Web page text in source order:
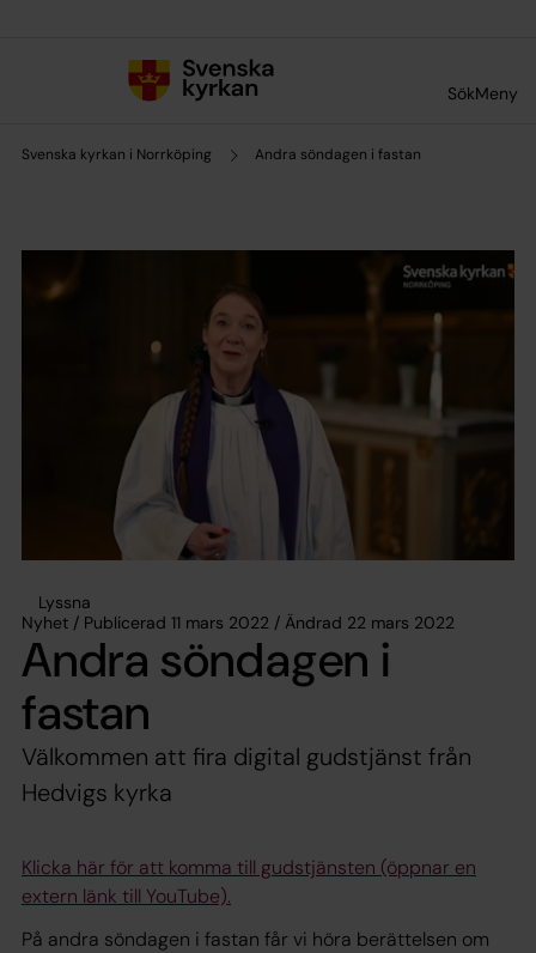
SökMeny
Svenska kyrkan i Norrköping Andra söndagen i fastan
Lyssna
Nyhet / Publicerad 11 mars 2022 / Ändrad 22 mars 2022
Andra söndagen i
fastan
Välkommen att fira digital gudstjänst från
Hedvigs kyrka
Klicka här för att komma till gudstjänsten (öppnar en
extern länk till YouTube).
På andra söndagen i fastan får vi höra berättelsen om